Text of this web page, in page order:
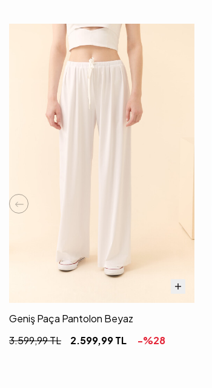
Geniş Paça Pantolon Beyaz
3.599,99TL 2.599,99TL -%28